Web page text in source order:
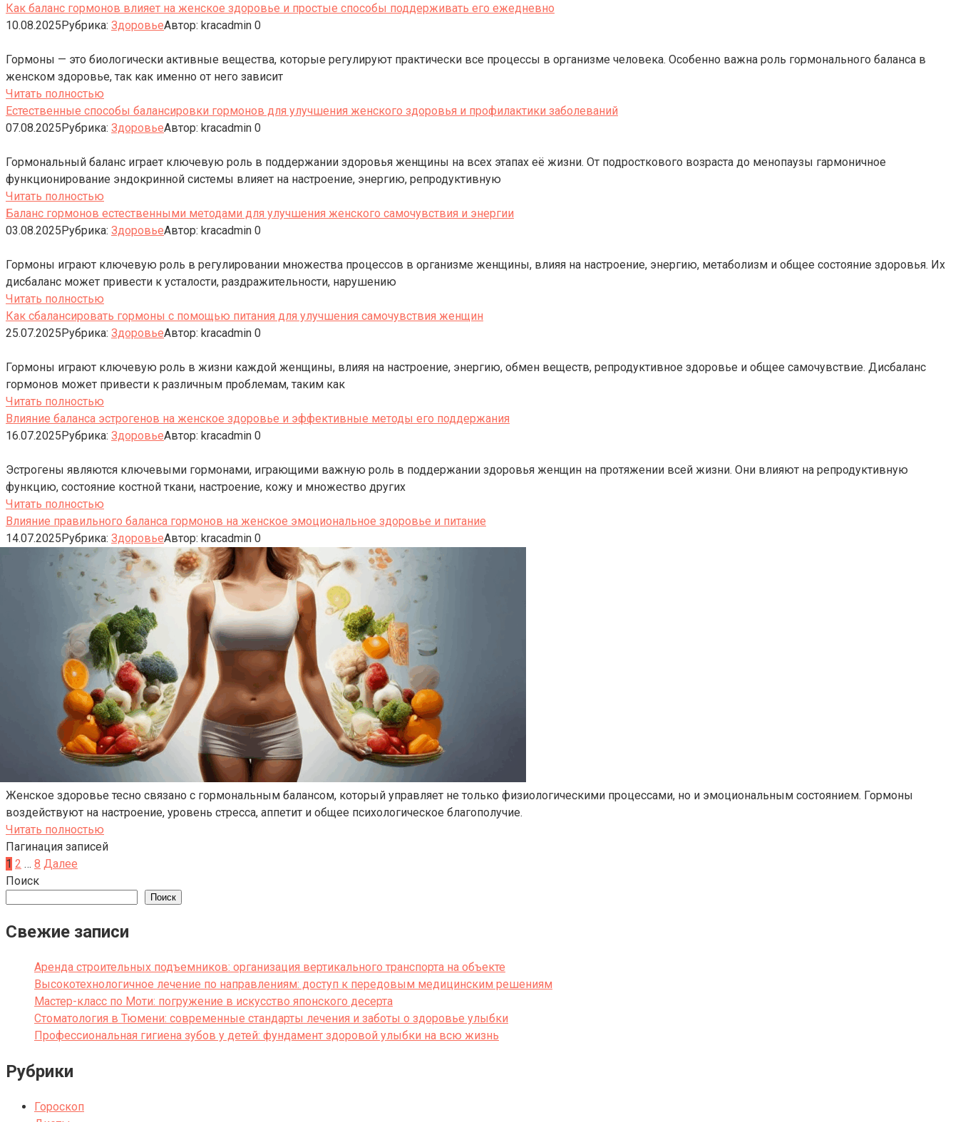
Как баланс гормонов влияет на женское здоровье и простые способы поддерживать его ежедневно
10.08.2025Рубрика: ЗдоровьеАвтор: kracadmin 0
Гормоны — это биологически активные вещества, которые регулируют практически все процессы в организме человека. Особенно важна роль гормонального баланса в
женском здоровье, так как именно от него зависит
Читать полностью
Естественные способы балансировки гормонов для улучшения женского здоровья и профилактики заболеваний
07.08.2025Рубрика: ЗдоровьеАвтор: kracadmin 0
Гормональный баланс играет ключевую роль в поддержании здоровья женщины на всех этапах её жизни. От подросткового возраста до менопаузы гармоничное
функционирование эндокринной системы влияет на настроение, энергию, репродуктивную
Читать полностью
Баланс гормонов естественными методами для улучшения женского самочувствия и энергии
03.08.2025Рубрика: ЗдоровьеАвтор: kracadmin 0
Гормоны играют ключевую роль в регулировании множества процессов в организме женщины, влияя на настроение, энергию, метаболизм и общее состояние здоровья. Их
дисбаланс может привести к усталости, раздражительности, нарушению
Читать полностью
Как сбалансировать гормоны с помощью питания для улучшения самочувствия женщин
25.07.2025Рубрика: ЗдоровьеАвтор: kracadmin 0
Гормоны играют ключевую роль в жизни каждой женщины, влияя на настроение, энергию, обмен веществ, репродуктивное здоровье и общее самочувствие. Дисбаланс
гормонов может привести к различным проблемам, таким как
Читать полностью
Влияние баланса эстрогенов на женское здоровье и эффективные методы его поддержания
16.07.2025Рубрика: ЗдоровьеАвтор: kracadmin 0
Эстрогены являются ключевыми гормонами, играющими важную роль в поддержании здоровья женщин на протяжении всей жизни. Они влияют на репродуктивную
функцию, состояние костной ткани, настроение, кожу и множество других
Читать полностью
Влияние правильного баланса гормонов на женское эмоциональное здоровье и питание
14.07.2025Рубрика: ЗдоровьеАвтор: kracadmin 0
Женское здоровье тесно связано с гормональным балансом, который управляет не только физиологическими процессами, но и эмоциональным состоянием. Гормоны
воздействуют на настроение, уровень стресса, аппетит и общее психологическое благополучие.
Читать полностью
Пагинация записей
1 2 … 8 Далее
Поиск
Поиск
Свежие записи
Аренда строительных подъемников: организация вертикального транспорта на объекте
Высокотехнологичное лечение по направлениям: доступ к передовым медицинским решениям
Мастер-класс по Моти: погружение в искусство японского десерта
Стоматология в Тюмени: современные стандарты лечения и заботы о здоровье улыбки
Профессиональная гигиена зубов у детей: фундамент здоровой улыбки на всю жизнь
Рубрики
Гороскоп